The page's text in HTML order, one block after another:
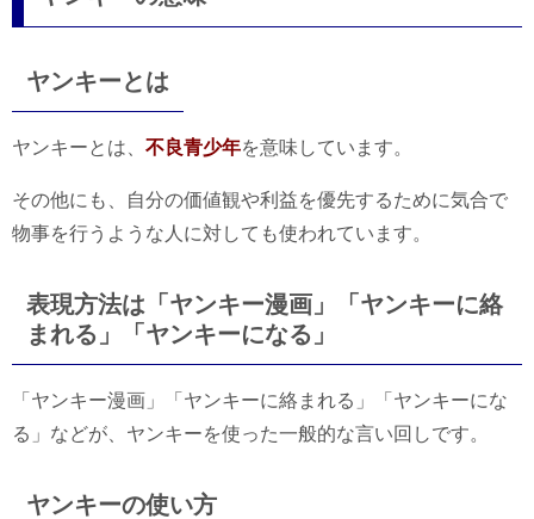
ヤンキーとは
ヤンキーとは、 不良青少年を意味しています。
その他にも、自分の価値観や利益を優先するために気合で
物事を行うような人に対しても使われています。
表現方法は「ヤンキー漫画」「ヤンキーに絡
まれる」「ヤンキーになる」
「ヤンキー漫画」「ヤンキーに絡まれる」「ヤンキーにな
る」などが、ヤンキーを使った一般的な言い回しです。
ヤンキーの使い方